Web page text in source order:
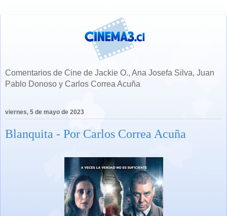
Comentarios de Cine de Jackie O., Ana Josefa Silva, Juan
Pablo Donoso y Carlos Correa Acuña
viernes, 5 de mayo de 2023
Blanquita - Por Carlos Correa Acuña